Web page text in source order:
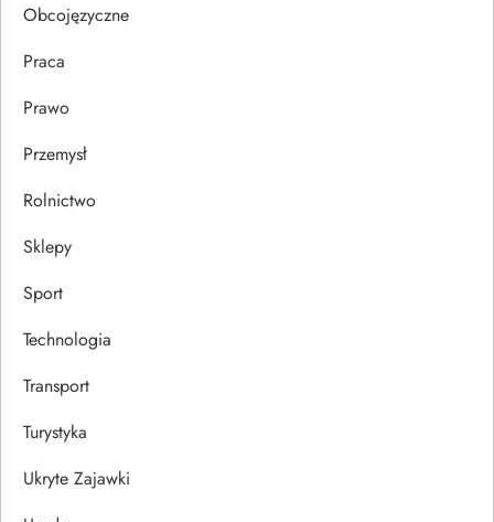
u
Obcojęzyczne
Praca
Prawo
Przemysł
Rolnictwo
Sklepy
Sport
Technologia
Transport
Turystyka
Ukryte Zajawki